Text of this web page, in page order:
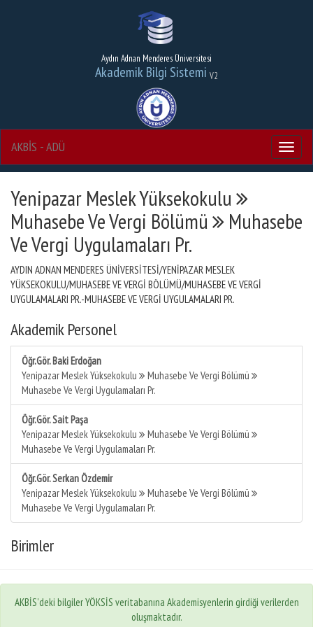
Aydın Adnan Menderes Üniversitesi
Akademik Bilgi Sistemi V2
Menu
AKBİS - ADÜ
Yenipazar Meslek Yüksekokulu
Muhasebe Ve Vergi Bölümü
Muhasebe
Ve Vergi Uygulamaları Pr.
AYDIN ADNAN MENDERES ÜNİVERSİTESİ/YENİPAZAR MESLEK
YÜKSEKOKULU/MUHASEBE VE VERGİ BÖLÜMÜ/MUHASEBE VE VERGİ
UYGULAMALARI PR.-MUHASEBE VE VERGİ UYGULAMALARI PR.
Akademik Personel
Öğr.Gör. Baki Erdoğan
Yenipazar Meslek Yüksekokulu
Muhasebe Ve Vergi Bölümü
Muhasebe Ve Vergi Uygulamaları Pr.
Öğr.Gör. Sait Paşa
Yenipazar Meslek Yüksekokulu
Muhasebe Ve Vergi Bölümü
Muhasebe Ve Vergi Uygulamaları Pr.
Öğr.Gör. Serkan Özdemir
Yenipazar Meslek Yüksekokulu
Muhasebe Ve Vergi Bölümü
Muhasebe Ve Vergi Uygulamaları Pr.
Birimler
AKBİS'deki bilgiler YÖKSİS veritabanına Akademisyenlerin girdiği verilerden
oluşmaktadır.